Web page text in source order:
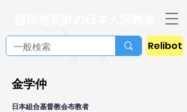
Relibot
金学仲
日本組合基督教会布教者